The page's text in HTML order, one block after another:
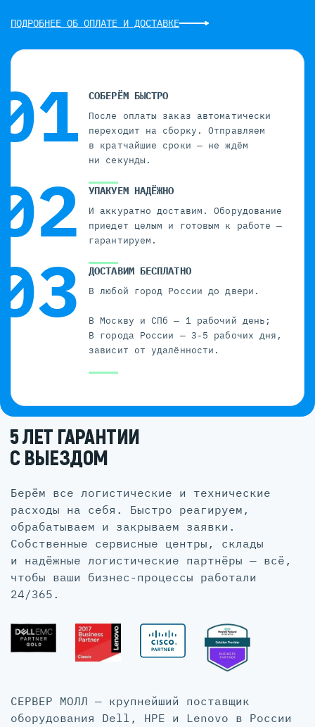
ПОДРОБНЕЕ ОБ ОПЛАТЕ И ДОСТАВКЕ
СОБЕРЁМ БЫСТРО
После оплаты заказ автоматически
переходит на сборку. Отправляем
в кратчайшие сроки — не ждём
ни секунды.
УПАКУЕМ НАДЁЖНО
И аккуратно доставим. Оборудование
приедет целым и готовым к работе —
гарантируем.
ДОСТАВИМ БЕСПЛАТНО
В любой город России до двери.
В Москву и СПб — 1 рабочий день;
В города России — 3-5 рабочих дня,
зависит от удалённости.
5 ЛЕТ ГАРАНТИИ
С ВЫЕЗДОМ
Берём все логистические и технические
расходы на себя. Быстро реагируем,
обрабатываем и закрываем заявки.
Собственные сервисные центры, склады
и надёжные логистические партнёры — всё,
чтобы ваши бизнес-процессы работали
24/365.
СЕРВЕР МОЛЛ — крупнейший поставщик
оборудования Dell, HPE и Lenovo в России